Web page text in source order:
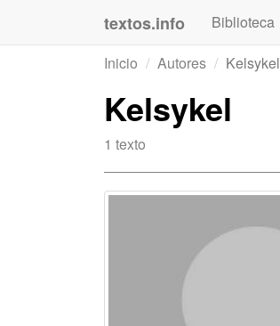
textos.info Biblioteca
Inicio
Autores Kelsykel
Kelsykel
1 texto